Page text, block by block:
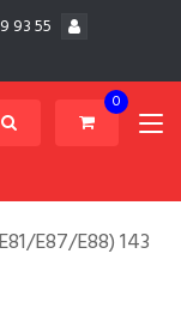
93 55
0
E87/E88) 143